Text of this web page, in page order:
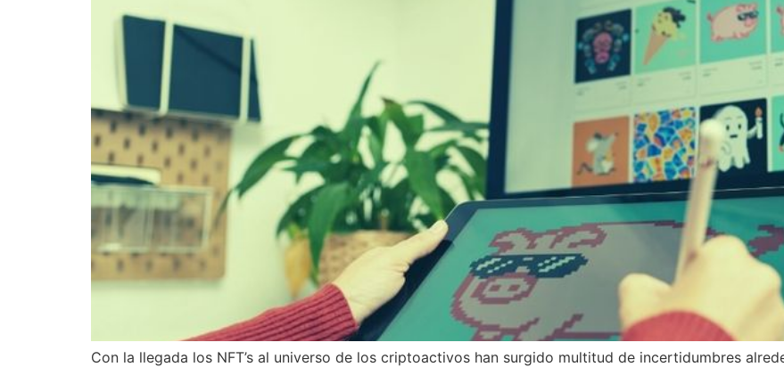
Con la llegada los NFT’s al universo de los criptoactivos han surgido multitud de incertidumbres